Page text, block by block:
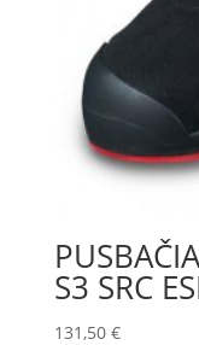
S3 SRC
131,50 €